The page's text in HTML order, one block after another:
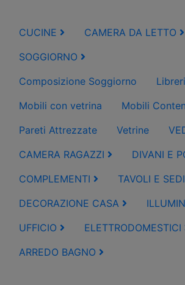
CUCINE
CAMERA DA LETTO
SOGGIORNO
Composizione Soggiorno
Mobili con vetrina
Mobili
Pareti Attrezzate
Vetrine
CAMERA RAGAZZI
DIVANI E
COMPLEMENTI
TAVOLI E
DECORAZIONE CASA
UFFICIO
ELETTRODOMESTICI
ARREDO BAGNO